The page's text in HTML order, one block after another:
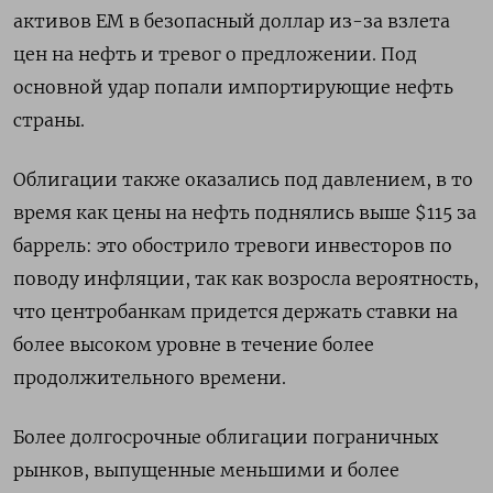
активов EM в безопасный доллар из-за взлета
цен на нефть и тревог о предложении. Под
основной удар попали импортирующие нефть
страны.
Облигации также оказались под ‌давлением, в то
время как цены на нефть поднялись выше $115 за
баррель: это обострило тревоги инвесторов по
поводу инфляции, так как возросла вероятность,
что центробанкам придется держать ставки на
более высоком уровне в течение более
продолжительного времени.
Более ​долгосрочные облигации пограничных
рынков, выпущенные меньшими ​и более